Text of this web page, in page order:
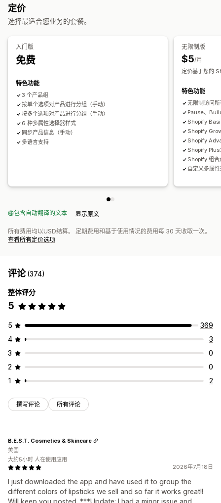
定价
选择最适合您业务的套餐。
入门版
免费
特色功能
3 个产品组
按单个选项对产品进行分组（手动）
按多个选项对产品进行分组（手动）
6 种多属性选择器样式
同步产品信息（手动）
多语言支持
无限制版
$5/月
定价基于您的
特色功能
无限制访问
Pause、
Shopify
Shopify
Shopify
Shopify
Shopify 组合
自定义多属
包含自动翻译的文本 显示原文
所有费用均以USD结算。 定期费用和基于使用情况的费用每 30 天收取一次。
查看所有定价选项
评论(374)
整体评分
5
5
369
4
3
3
0
2
0
1
2
撰写评论 所有评论
2026年7月18日
I just downloaded the app and have used it to group the
different colors of lipsticks we sell and so far it works great!!
B.E.S.T. Cosmetics & Skincare
美国
大约5小时 人在使用应用